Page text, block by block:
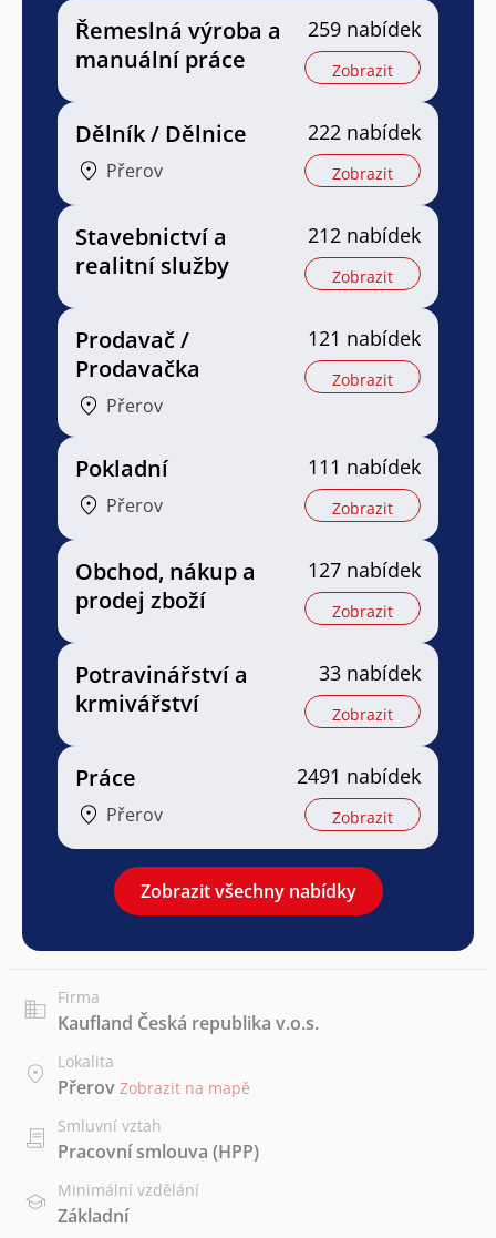
Řemeslná výroba a
manuální práce
259 nabídek
Zobrazit
Dělník / Dělnice
Přerov
222 nabídek
Zobrazit
Stavebnictví a
realitní služby
212 nabídek
Zobrazit
Prodavač /
Prodavačka
Přerov
121 nabídek
Zobrazit
Pokladní
Přerov
111 nabídek
Zobrazit
Obchod, nákup a
prodej zboží
127 nabídek
Zobrazit
Potravinářství a
krmivářství
33 nabídek
Zobrazit
Práce
Přerov
2491 nabídek
Zobrazit
Zobrazit všechny nabídky
Firma
Kaufland Česká republika v.o.s.
Lokalita
Přerov Zobrazit na mapě
Smluvní vztah
Pracovní smlouva (HPP)
Minimální vzdělání
Základní